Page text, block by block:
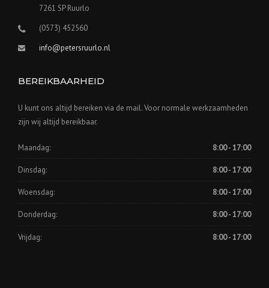
7261 SP Ruurlo
(0573) 452560
info@petersruurlo.nl
BEREIKBAARHEID
U kunt ons altijd bereiken via de mail. Voor normale werkzaamheden
zijn wij altijd bereikbaar.
Maandag: 8:00 - 17:00
Dinsdag: 8:00 - 17:00
Woensdag: 8:00 - 17:00
Donderdag: 8:00 - 17:00
Vrijdag: 8:00 - 17:00